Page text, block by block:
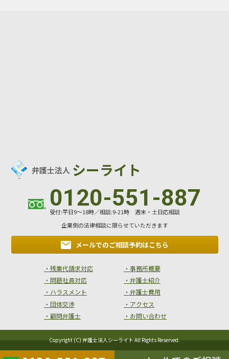
弁護士法人 シーライト
0120-551-887
受付:平日9～18時／相談:9-21時 週末・土日応相談
企業側の法律相談に限らせていただきます
メールでのご相談予約はこちら
・残業代請求対応
・問題社員対応
・ハラスメント
・団体交渉
・顧問弁護士
・事務所概要
・弁護士紹介
・弁護士費用
・アクセス
・お問い合わせ
Copyright (C) 弁護士法人シーライト All Rights Reserved.